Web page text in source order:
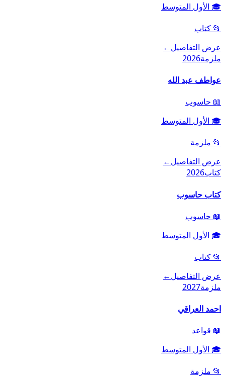
🎓 الأول المتوسط
📂 كتاب
عرض التفاصيل←
ملزمة2026
عواطف عبد الله
📖 حاسوب
🎓 الأول المتوسط
📂 ملزمة
عرض التفاصيل←
كتاب2026
كتاب حاسوب
📖 حاسوب
🎓 الأول المتوسط
📂 كتاب
عرض التفاصيل←
ملزمة2027
احمد العراقي
📖 قواعد
🎓 الأول المتوسط
📂 ملزمة